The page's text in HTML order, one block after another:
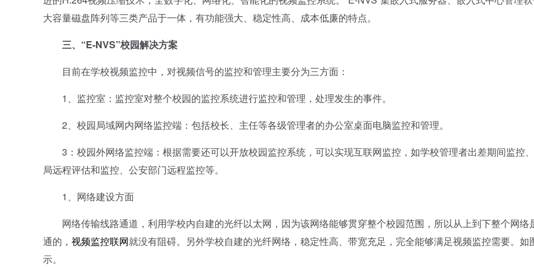
大容量磁盘阵列等三类产品于一体，有功能强大、稳定性高、成本低廉的特点。
三、“E-NVS”校园解决方案
目前在学校视频监控中，对视频信号的监控和管理主要分为三方面：
1、监控室：监控室对整个校园的监控系统进行监控和管理，处理发生的事件。
2、校园局域网内网络监控端：包括校长、主任等各级管理者的办公室桌面电脑监控和管理。
3：校园外网络监控端：根据需要还可以开放校园监控系统，可以实现互联网监控，如学校管理者出差期间监控
局远程评估和监控、公安部门远程监控等。
1、网络建设方面
网络传输线路通道，利用学校内自建的光纤以太网，因为该网络能够贯穿整个校园范围，所以从上到下整个网络
通的， 视频监控联网就没有阻碍。另外学校自建的光纤网络，稳定性高、带宽充足，完全能够满足视频监控需要。如
示。